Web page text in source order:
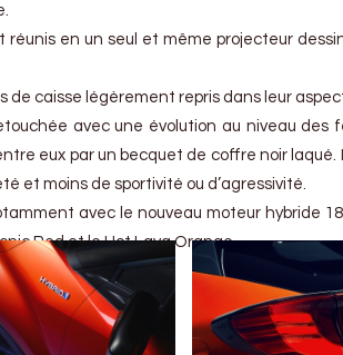
en un seul et même projecteur
de caisse légèrement repris dans leur
avec une évolution au niveau des
eux par un becquet de coffre noir laqué.
et moins de sportivité ou d’agressivité.
avec le nouveau moteur hybride
Red et le Hot Lava Orange.